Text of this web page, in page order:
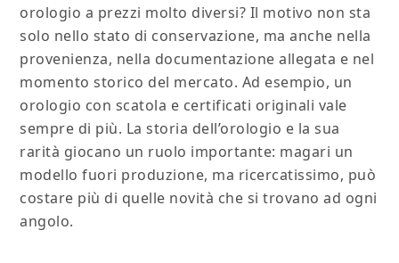
orologio a prezzi molto diversi? Il motivo non sta
solo nello stato di conservazione, ma anche nella
provenienza, nella documentazione allegata e nel
momento storico del mercato. Ad esempio, un
orologio con scatola e certificati originali vale
sempre di più. La storia dell’orologio e la sua
rarità giocano un ruolo importante: magari un
modello fuori produzione, ma ricercatissimo, può
costare più di quelle novità che si trovano ad ogni
angolo.